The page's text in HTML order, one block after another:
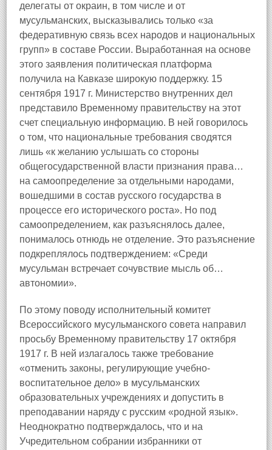
делегаты от окраин, в том числе и от
мусульманских, высказывались только «за
федеративную связь всех народов и национальных
групп» в составе России. Выработанная на основе
этого заявления политическая платформа
получила на Кавказе широкую поддержку. 15
сентября 1917 г. Министерство внутренних дел
представило Временному правительству на этот
счет специальную информацию. В ней говорилось
о том, что национальные требования сводятся
лишь «к желанию услышать со стороны
общегосударственной власти признания права…
на самоопределение за отдельными народами,
вошедшими в состав русского государства в
процессе его исторического роста». Но под
самоопределением, как разъяснялось далее,
понималось отнюдь не отделение. Это разъяснение
подкреплялось подтверждением: «Среди
мусульман встречает сочувствие мысль об…
автономии».
По этому поводу исполнительный комитет
Всероссийского мусульманского совета направил
просьбу Временному правительству 17 октября
1917 г. В ней излагалось также требование
«отменить законы, регулирующие учебно-
воспитательное дело» в мусульманских
образовательных учреждениях и допустить в
преподавании наряду с русским «родной язык».
Неоднократно подтверждалось, что и на
Учредительном собрании избранники от